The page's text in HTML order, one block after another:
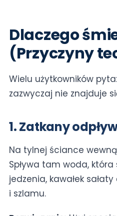
Dlaczego
(Przyczyny
Wielu użytkowników pyta:
zazwyczaj nie znajduje
1. Zatkany
Na tylnej ściance
Spływa tam woda,
jedzenia, kawałek
i szlamu.